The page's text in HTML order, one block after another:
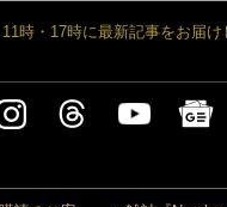
時・17時に最新記事をお届け